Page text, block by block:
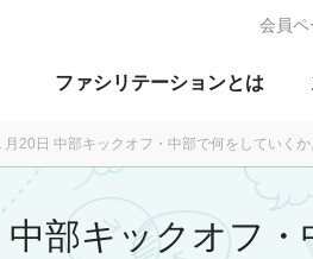
特定非営利活動法
ファシリテーションとは
会員ペ
20日 中部キックオフ・中部で何をしていくか
部キックオフ